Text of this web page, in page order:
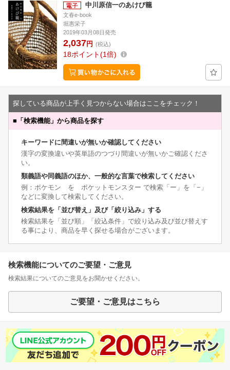
中川原信一のあけび籠
文春e-book
堀惠栄子
2019年03月08日発売
2,037円 (税込)
18ポイント 1倍
探している商品が上手く見つからない場合はここをチェック！
■ 「検索機能」から商品を探す
キーワードに間違いが無いか確認してください
漢字の変換違いや英単語のつづり間違いが無いかご確認くださ
い。
類義語や同義語のほか、一般的な言葉で検索してください
例：ポケモン を ポケットモンスター で検索「ー」を「−」
などに変換して検索してください。
検索結果を「並び替え」及び「絞り込み」する
検索結果を「並び順」「絞込条件」で絞り込み及び並び替えす
る事により、商品を早く探せる場合がございます。
検索機能についてのご要望・ご意見
検索結果についてのご意見をお聞かせください。
ご要望・ご意見はこちら